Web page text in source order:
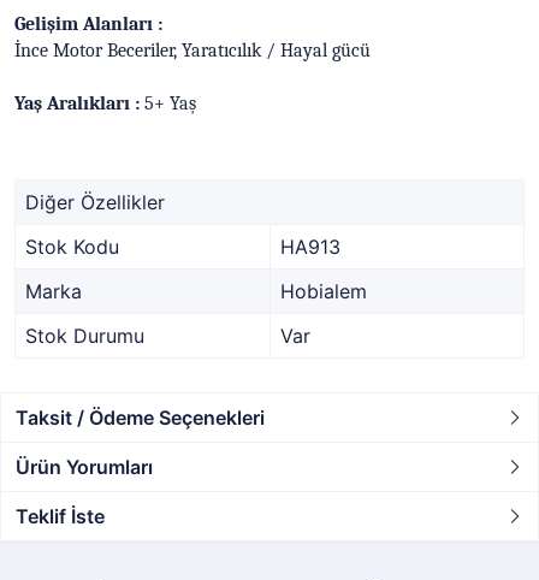
Gelişim Alanları :
İnce Motor Beceriler, Yaratıcılık / Hayal gücü
Yaş Aralıkları : 5+ Yaş
Diğer Özellikler
Stok Kodu
HA913
Marka
Hobialem
Stok Durumu
Var
Taksit / Ödeme Seçenekleri
Ürün Yorumları
Teklif İste